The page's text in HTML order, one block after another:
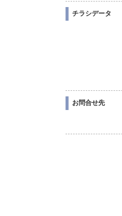
チラシデータ
お問合せ先